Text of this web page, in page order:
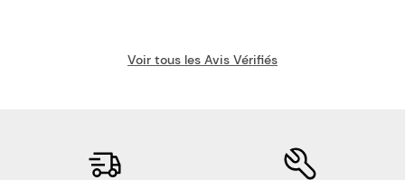
Voir tous les Avis Vérifiés